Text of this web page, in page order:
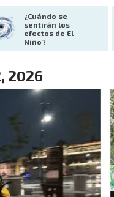
¿Cuándo se
sentirán los
efectos de El
Niño?
2026